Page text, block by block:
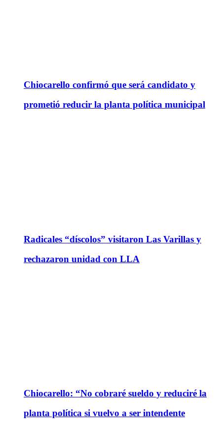
Chiocarello confirmó que será candidato y
prometió reducir la planta política municipal
Radicales “díscolos” visitaron Las Varillas y
rechazaron unidad con LLA
Chiocarello: “No cobraré sueldo y reduciré la
planta política si vuelvo a ser intendente